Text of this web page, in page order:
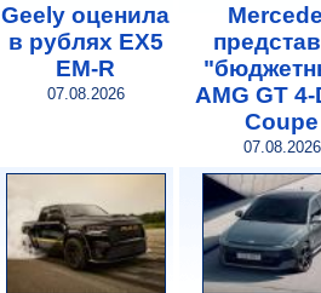
Geely оценила
в рублях EX5
EM-R
07.08.2026
AMG GT
Coupe
07.08.2026